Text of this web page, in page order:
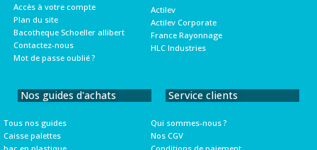
Accès à votre compte
Plan du site
Bacotheque Schoeller allibert
Contactez-nous
Mot de passe oublié ?
Actilev
Actilev Corporate
France Rayonnage
HLC Industries
Nos guides d'achats
Tous nos guides
Caisse palettes
Service clients
Qui sommes-nous ?
Nos CGV